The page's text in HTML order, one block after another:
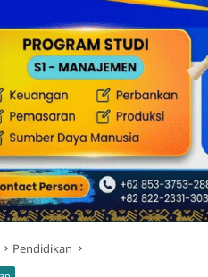
Pendidikan